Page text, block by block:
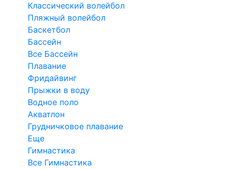
Классический волейбол
Пляжный волейбол
Баскетбол
Бассейн
Все Бассейн
Плавание
Фридайвинг
Прыжки в воду
Водное поло
Акватлон
Грудничковое плавание
Еще
Гимнастика
Все Гимнастика